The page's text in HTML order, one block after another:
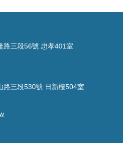
路三段56號 忠孝401室
路三段530號 日新樓504室